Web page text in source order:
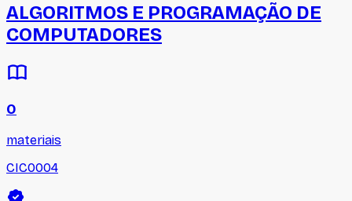
ALGORITMOS E PROGRAMAÇÃO DE
COMPUTADORES
0
materiais
CIC0004